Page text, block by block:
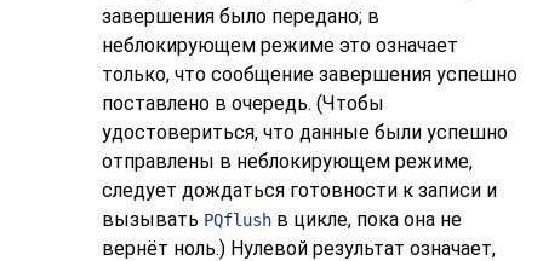
завершения было передано; в
неблокирующем режиме это означает
только, что сообщение завершения успешно
поставлено в очередь. (Чтобы
удостовериться, что данные были успешно
отправлены в неблокирующем режиме,
следует дождаться готовности к записи и
вызывать PQflush в цикле, пока она не
вернёт ноль.) Нулевой результат означает,